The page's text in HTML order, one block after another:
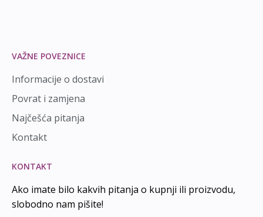
VAŽNE POVEZNICE
Informacije o dostavi
Povrat i zamjena
Najčešća pitanja
Kontakt
KONTAKT
Ako imate bilo kakvih pitanja o kupnji ili proizvodu,
slobodno nam pišite!